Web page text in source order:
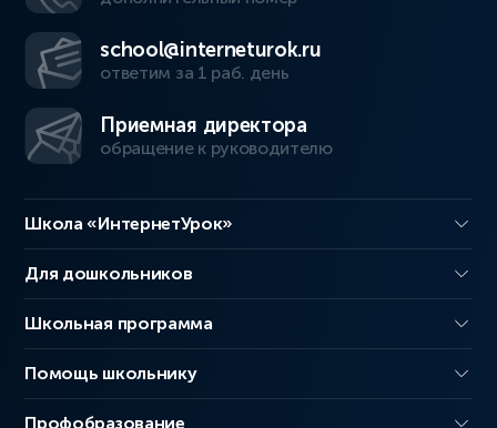
school@interneturok.ru
ответим за 1 раб. день
Приемная директора
обращение к руководителю
Школа «ИнтернетУрок»
Для дошкольников
Школьная программа
Помощь школьнику
Профобразование